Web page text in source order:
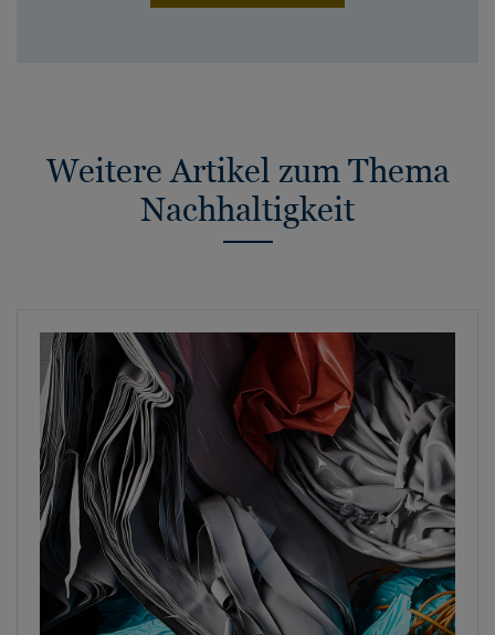
Weitere Artikel zum Thema
Nachhaltigkeit